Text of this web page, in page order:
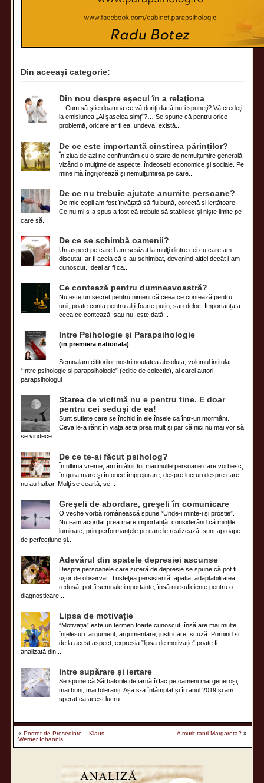
Din aceeași categorie:
Din nou despre eşecul în a relaţiona
…Cum să ştie doamna ce vă doriţi dacă nu-i spuneţi? Vă credeţi
la emisiunea „Al şaselea simţ”?… Se spune că pentru orice
problemă, oricare ar fi ea, undeva, există...
De ce este importantă cinstirea părinților?
În ziua de azi ne confruntăm cu o stare de nemulțumire generală,
vizând o mulțime de aspecte, îndeosebi economice și sociale. Pe
mine mă îngrijorează și nemulțumirea pe care...
De ce nu trebuie ajutate anumite persoane?
De mic copil am fost învățată să fiu bună, corectă și iertătoare.
Ce nu mi s-a spus a fost că trebuie să stabilesc și niște limite pe
care să...
De ce se schimbă oamenii?
Un aspect pe care l-am sesizat la mulţi dintre cei cu care am
discutat, ar fi acela că s-au schimbat, devenind altfel decât i-am
cunoscut. Ideal ar fi ca...
Ce contează pentru dumneavoastră?
Nu este un secret pentru nimeni că ceea ce contează pentru
unii, poate conta pentru alții foarte puțin, sau deloc. Importanța a
ceea ce contează, sau nu, este dată...
Între Psihologie şi Parapsihologie
(in premiera nationala)
Semnalam cititorilor nostri noutatea absoluta, volumul intitulat
“Intre psihologie si parapsihologie” (editie de colectie), ai carei autori,
parapsihologul
Starea de victimă nu e pentru tine. E doar
pentru cei seduși de ea!
Sunt suflete care se închid în ele însele ca într-un mormânt.
Ceva le-a rănit în viața asta prea mult și par că nici nu mai vor să
se vindece....
De ce te-ai făcut psiholog?
În ultima vreme, am întâlnit tot mai multe persoane care vorbesc,
în gura mare şi în orice împrejurare, despre lucruri despre care
nu au habar. Mulţi se ceartă, se...
Greșeli de abordare, greșeli în comunicare
O veche vorbă românească spune ”Unde-i minte-i și prostie”.
Nu i-am acordat prea mare importanță, considerând că mințile
luminate, prin performanțele pe care le realizează, sunt aproape
de perfecțiune și...
Adevărul din spatele depresiei ascunse
Despre persoanele care suferă de depresie se spune că pot fi
uşor de observat. Tristeţea persistentă, apatia, adaptabilitatea
redusă, pot fi semnale importante, însă nu suficiente pentru o
diagnosticare...
Lipsa de motivație
”Motivația” este un termen foarte cunoscut, însă are mai multe
înțelesuri: argument, argumentare, justificare, scuză. Pornind și
de la acest aspect, expresia ”lipsa de motivație” poate fi
analizată din...
Între supărare și iertare
Se spune că Sărbătorile de iarnă îi fac pe oameni mai generoși,
mai buni, mai toleranți. Așa s-a întâmplat și în anul 2019 și am
sperat ca acest lucru...
«Portret de Presedinte – Klaus
Werner Iohannis
A murit tanti Margareta?»